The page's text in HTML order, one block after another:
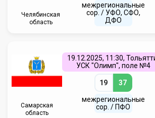
Челябинская
область
межрегиональные
сор. / УФО, СФО,
ДФО
Самарская
область
19.12.2025, 11:30,
УСК "Олимп", поле №4
19 37
межрегиональные
сор. / ПФО